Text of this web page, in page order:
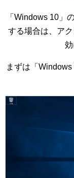
「Windows 10」
する場合は、ア
まずは「